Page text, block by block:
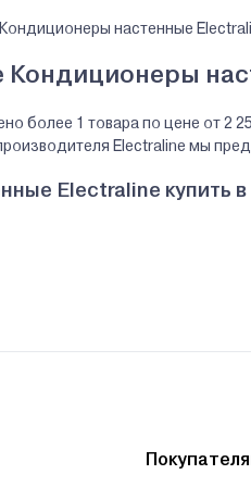
настенные
Кондиционеры
более 1 товара по цене от 2
Electraline мы
Electraline купить
можете приобристи товары
ЭЛЕКТРАЛАЙН ГЛОБАЛ